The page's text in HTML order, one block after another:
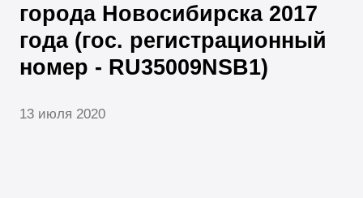
города Новосибирска 2017
года (гос. регистрационный
номер - RU35009NSB1)
13 июля 2020